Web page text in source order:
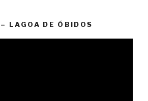
LAGOA DE ÓBIDOS